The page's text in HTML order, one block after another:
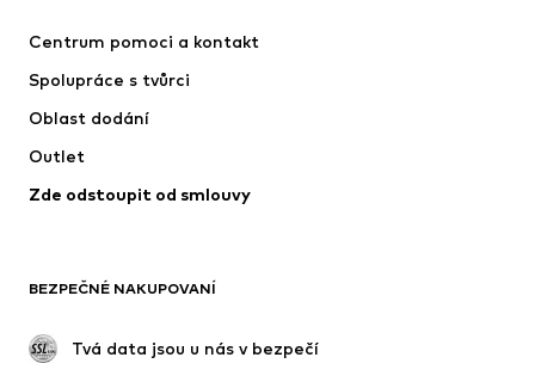
Bundy
Spodní prádlo
Kabáty
Plavky
Upcyklace
Centrum pomoci a kontakt
Spolupráce s tvůrci
Oblast dodání
Outlet
Zde odstoupit od smlouvy
BEZPEČNÉ NAKUPOVANÍ
Tvá data jsou u nás v bezpečí